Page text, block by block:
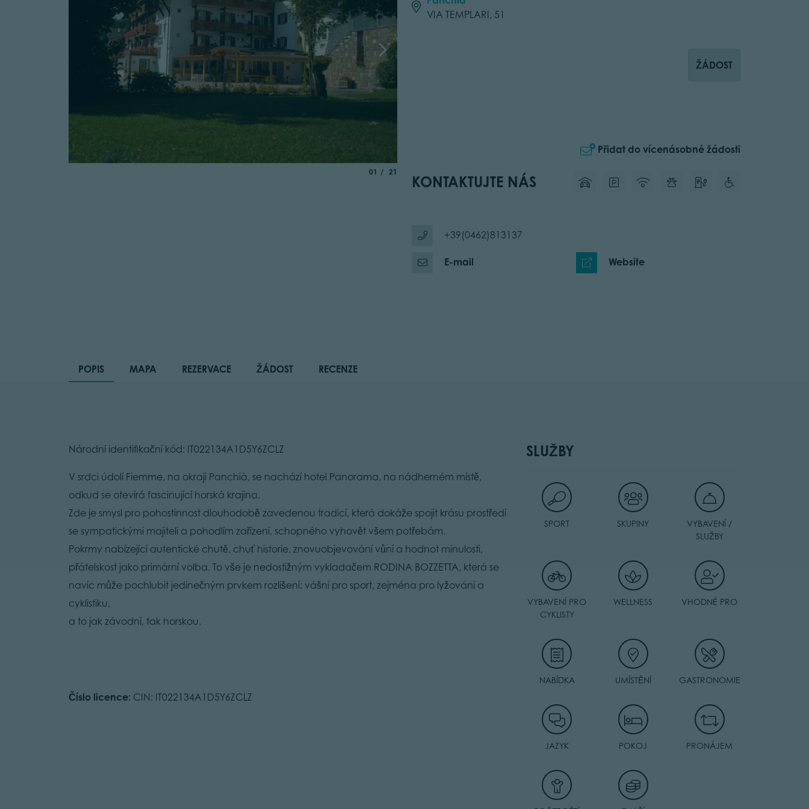
aria.slide_indicator.prefix
01 of
21
VIA TEMPLARI, 51
ŽÁDOST
Přidat do vícenásobné žádosti
KONTAKTUJTE NÁS
+39(0462)813137
E-mail Website
POPIS MAPA REZERVACE ŽÁDOST RECENZE
Národní identifikační kód: IT022134A1D5Y6ZCLZ
V srdci údolí Fiemme, na okraji Panchià, se nachází hotel Panorama, na nádherném místě,
odkud se otevírá fascinující horská krajina.
Zde je smysl pro pohostinnost dlouhodobě zavedenou tradicí, která dokáže spojit krásu prostředí
se sympatickými majiteli a pohodlím zařízení, schopného vyhovět všem potřebám.
Pokrmy nabízející autentické chutě, chuť historie, znovuobjevování vůní a hodnot minulosti,
přátelskost jako primární volba. To vše je nedostižným vykladačem RODINA BOZZETTA, která se
navíc může pochlubit jedinečným prvkem rozlišení: vášní pro sport, zejména pro lyžování a
cyklistiku,
a to jak závodní, tak horskou.
Číslo licence: CIN: IT022134A1D5Y6ZCLZ
SLUŽBY
SPORT SKUPINY
VYBAVENÍ /
SLUŽBY
VYBAVENÍ PRO
CYKLISTY
WELLNESS VHODNÉ PRO
NABÍDKA UMÍSTĚNÍ GASTRONOMIE
JAZYK POKOJ PRONÁJEM